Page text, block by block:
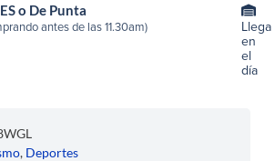
o De Punta
antes de las 11.30am)
Llega
en
el
día
, Deportes